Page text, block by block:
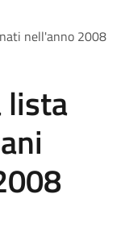
nell'anno 2008
lista